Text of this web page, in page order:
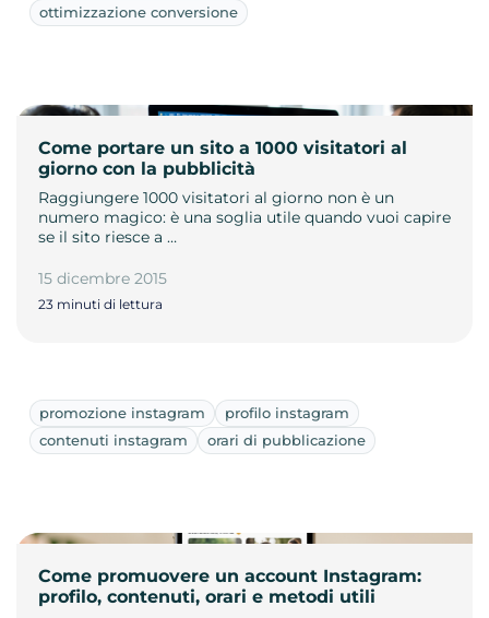
ottimizzazione conversione
Come portare un sito a 1000 visitatori al
giorno con la pubblicità
Raggiungere 1000 visitatori al giorno non è un
numero magico: è una soglia utile quando vuoi capire
se il sito riesce a …
15 dicembre 2015
23 minuti di lettura
promozione instagram
profilo instagram
contenuti instagram
orari di pubblicazione
Come promuovere un account Instagram:
profilo, contenuti, orari e metodi utili